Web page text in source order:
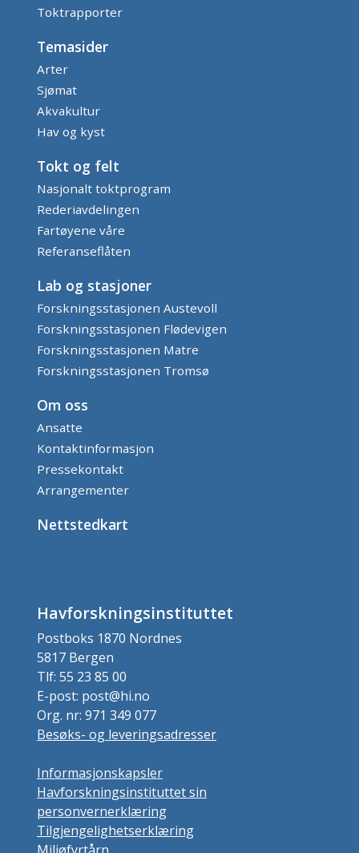
Toktrapporter
Temasider
Arter
Sjømat
Akvakultur
Hav og kyst
Tokt og felt
Nasjonalt toktprogram
Rederiavdelingen
Fartøyene våre
Referanseflåten
Lab og stasjoner
Forskningsstasjonen Austevoll
Forskningsstasjonen Flødevigen
Forskningsstasjonen Matre
Forskningsstasjonen Tromsø
Om oss
Ansatte
Kontaktinformasjon
Pressekontakt
Arrangementer
Nettstedkart
Havforskningsinstituttet
Postboks 1870 Nordnes
5817 Bergen
Tlf: 55 23 85 00
E-post: post@hi.no
Org. nr: 971 349 077
Besøks- og leveringsadresser
Informasjonskapsler
Havforskningsinstituttet sin
personvernerklæring
Tilgjengelighetserklæring